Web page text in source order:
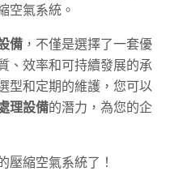
空氣系統。
備 ，不僅是選擇了一套優
、效率和可持續發展的承
型和定期的維護，您可以
理設備的潛力，為您的企
壓縮空氣系統了！